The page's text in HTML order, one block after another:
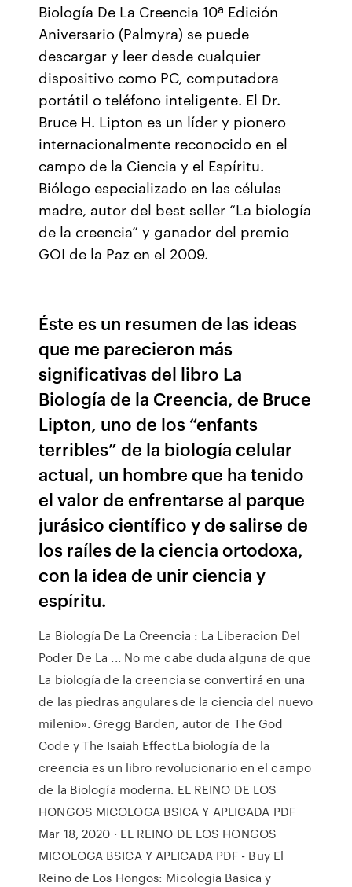
Biología De La Creencia 10ª Edición
Aniversario (Palmyra) se puede
descargar y leer desde cualquier
dispositivo como PC, computadora
portátil o teléfono inteligente. El Dr.
Bruce H. Lipton es un líder y pionero
internacionalmente reconocido en el
campo de la Ciencia y el Espíritu.
Biólogo especializado en las células
madre, autor del best seller “La biología
de la creencia” y ganador del premio
GOI de la Paz en el 2009.
Éste es un resumen de las ideas
que me parecieron más
significativas del libro La
Biología de la Creencia, de Bruce
Lipton, uno de los “enfants
terribles” de la biología celular
actual, un hombre que ha tenido
el valor de enfrentarse al parque
jurásico científico y de salirse de
los raíles de la ciencia ortodoxa,
con la idea de unir ciencia y
espíritu.
La Biología De La Creencia : La Liberacion Del
Poder De La ... No me cabe duda alguna de que
La biología de la creencia se convertirá en una
de las piedras angulares de la ciencia del nuevo
milenio». Gregg Barden, autor de The God
Code y The Isaiah EffectLa biología de la
creencia es un libro revolucionario en el campo
de la Biología moderna. EL REINO DE LOS
HONGOS MICOLOGA BSICA Y APLICADA PDF
Mar 18, 2020 · EL REINO DE LOS HONGOS
MICOLOGA BSICA Y APLICADA PDF - Buy El
Reino de Los Hongos: Micologia Basica y